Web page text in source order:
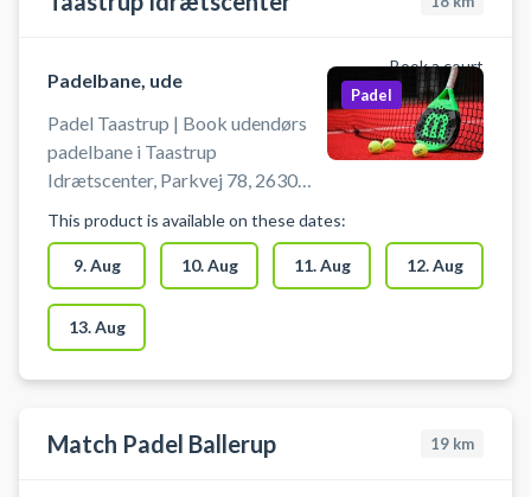
Udendørsbaner i naturlige og
Græstæppe Mondo Blue
Mulighed for omklædning og bad
i Skinderskovhallen.
Book a court
Padelbane, ude
Padel Taastrup | Book udendørs
padelbane i Taastrup
Idrætscenter, Parkvej 78, 2630
ned forbi hallerne for at komme til
padelbanerne. Book en padelbane
og spil padel i Taastrup på en af de
udendørs padelbaner ved
idrætscentret i Taastrup. Man kan
tænde for lyset på banerne, så det
mørkt.
Padel
This product is available on these dates:
9. Aug 10. Aug 11. Aug 12. Aug
13. Aug
Match Padel Ballerup 19 km